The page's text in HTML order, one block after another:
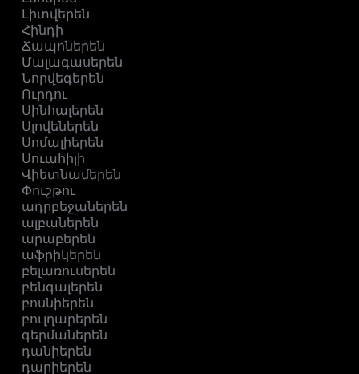
Լիտվերեն
Հինդի
Ճապոներեն
Մալագասերեն
Նորվեգերեն
Ուրդու
Սինհալերեն
Սլովեներեն
Սոմալիերեն
Սուահիլի
Վիետնամերեն
Փուշթու
ադրբեջաներեն
ալբաներեն
արաբերեն
աֆրիկերեն
բելառուսերեն
բենգալերեն
բոսնիերեն
բուլղարերեն
գերմաներեն
դանիերեն
դարիերեն